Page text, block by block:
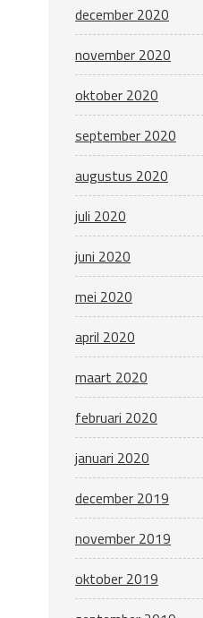
december 2020
november 2020
oktober 2020
september 2020
augustus 2020
juli 2020
juni 2020
mei 2020
april 2020
maart 2020
februari 2020
januari 2020
december 2019
november 2019
oktober 2019